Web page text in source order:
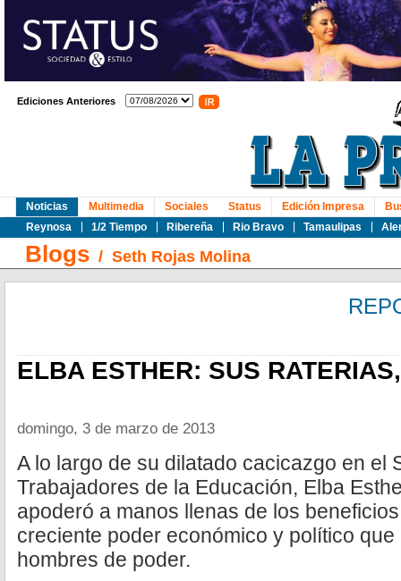
Ediciones Anteriores
Noticias
Reynosa
1/2 Tiempo Ribereña Rio Bravo Tamaulipas
Multimedia Sociales Status Edición Impresa
Blogs / Seth Rojas Molina
ELBA ESTHER: SUS
domingo, 3 de marzo de 2013
A lo largo de su dilatado cacicazgo en el
Trabajadores de la Educación, Elba
apoderó a manos llenas de los
creciente poder económico y político
hombres de poder.